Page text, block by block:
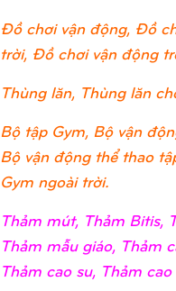
Đồ chơi vận động, Đồ
trời, Đồ chơi vận động
Thùng lăn, Thùng lăn
Bộ tập Gym, Bộ vận
Bộ vận động thể thao
Gym ngoài trời.
Thảm mút, Thảm Bitis,
Thảm mẫu giáo, Thảm
Thảm cao su, Thảm